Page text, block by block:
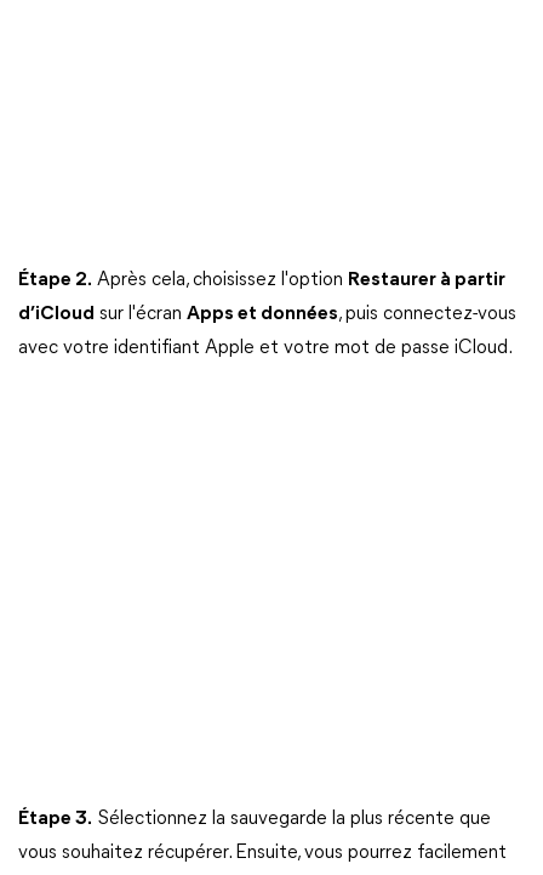
Étape 2. Après cela, choisissez l'option Restaurer à partir
d’iCloud sur l'écran Apps et données, puis connectez-vous
avec votre identifiant Apple et votre mot de passe iCloud.
Étape 3. Sélectionnez la sauvegarde la plus récente que
vous souhaitez récupérer. Ensuite, vous pourrez facilement